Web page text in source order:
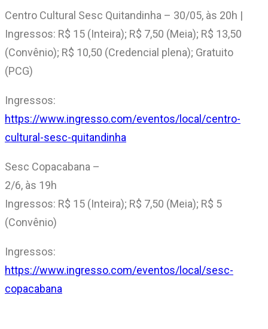
Centro Cultural Sesc Quitandinha – 30/05, às 20h |
Ingressos: R$ 15 (Inteira); R$ 7,50 (Meia); R$ 13,50
(Convênio); R$ 10,50 (Credencial plena); Gratuito
(PCG)
Ingressos:
https://www.ingresso.com/eventos/local/centro-
cultural-sesc-quitandinha
Sesc Copacabana –
2/6, às 19h
Ingressos: R$ 15 (Inteira); R$ 7,50 (Meia); R$ 5
(Convênio)
Ingressos:
https://www.ingresso.com/eventos/local/sesc-
copacabana